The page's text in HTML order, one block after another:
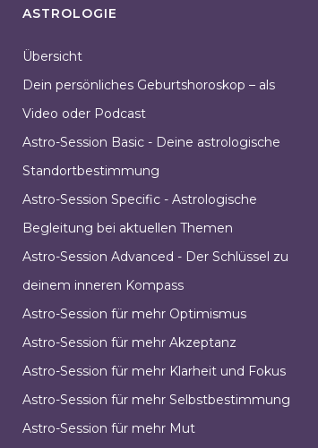
ASTROLOGIE
Übersicht
Dein persönliches Geburtshoroskop – als
Video oder Podcast
Astro-Session Basic - Deine astrologische
Standortbestimmung
Astro-Session Specific - Astrologische
Begleitung bei aktuellen Themen
Astro-Session Advanced - Der Schlüssel zu
deinem inneren Kompass
Astro-Session für mehr Optimismus
Astro-Session für mehr Akzeptanz
Astro-Session für mehr Klarheit und Fokus
Astro-Session für mehr Selbstbestimmung
Astro-Session für mehr Mut